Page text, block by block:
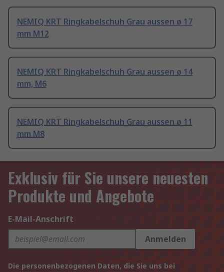
NEMIQ KRT Ringkabelschuh Grau aussen ø 17
mm M12
NEMIQ KRT Ringkabelschuh Grau aussen ø 14
mm, M6
NEMIQ KRT Ringkabelschuh Grau aussen ø 11
mm M8
Exklusiv für Sie unsere neuesten
Produkte und Angebote
E-Mail-Anschrift
Anmelden
Die personenbezogenen Daten, die Sie uns bei